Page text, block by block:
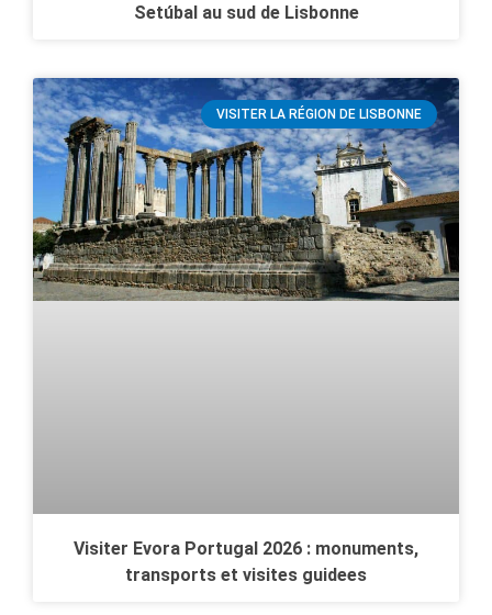
Setúbal au sud de Lisbonne
VISITER LA RÉGION DE LISBONNE
Visiter Evora Portugal 2026 : monuments,
transports et visites guidees